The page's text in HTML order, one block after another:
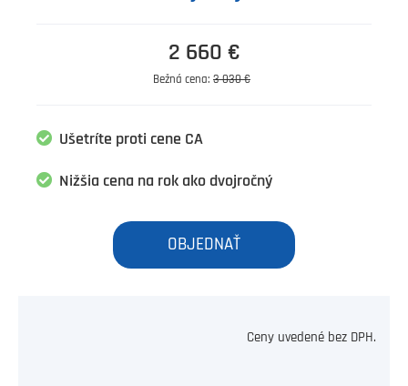
2 660 €
Bežná cena: 3 030 €
Ušetríte proti cene CA
Nižšia cena na rok ako dvojročný
OBJEDNAŤ
Ceny uvedené bez DPH.